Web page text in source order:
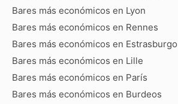
Bares más económicos en Lyon
Bares más económicos en Rennes
Bares más económicos en Estrasburgo
Bares más económicos en Lille
Bares más económicos en París
Bares más económicos en Burdeos